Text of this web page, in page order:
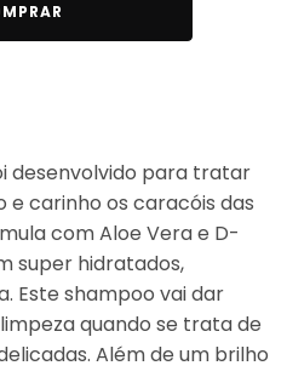
desenvolvido para tratar
e carinho os caracóis das
com Aloe Vera e D-
super hidratados,
Este shampoo vai dar
quando se trata de
Além de um brilho